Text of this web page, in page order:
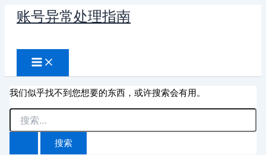
账号异常处理指南
索
我们似乎找不到您想要的东西，或许搜索会有用。
搜
索：